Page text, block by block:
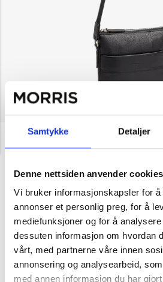
Samtykke Detaljer
Denne nettsiden anvender cookies
Vi bruker informasjonskapsler for å
annonser et personlig preg, for å
mediefunksjoner og for å
dessuten informasjon om hvordan
vårt, med partnerne våre innen
annonsering og analysearbeid,
med annen informasjon du har
The Monte
Crossbody i skinn
Velg farge
Cognac
1 Legg i